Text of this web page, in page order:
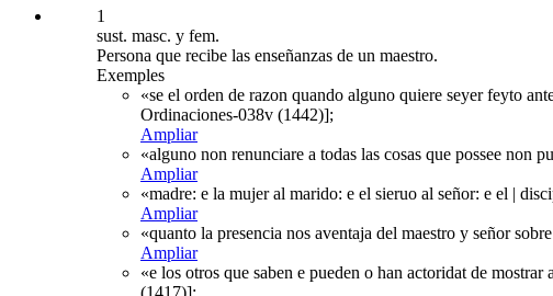
1
sust. masc. y fem.
Persona que recibe las enseñanzas de un maestro.
Exemples
«se el orden de razon quando alguno quiere seyer feyto
Ordinaciones-038v (1442)];
Ampliar
«alguno non renunciare a todas las cosas que possee
Ampliar
«madre: e la mujer al marido: e el sieruo al señor: e el |
Ampliar
«quanto la presencia nos aventaja del maestro y señor
Ampliar
«e los otros que saben e pueden o han actoridat de
(1417)];